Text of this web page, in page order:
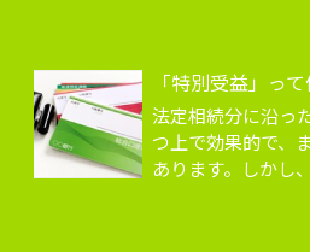
「特別受益」っ
法定相続分に沿っ
つ上で効果的で、
あります。しかし